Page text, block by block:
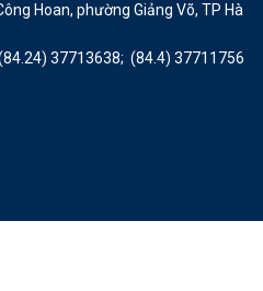
Hoan, phường Giảng Võ, TP Hà
37713638; (84.4) 37711756